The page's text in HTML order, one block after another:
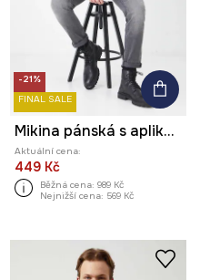
-21%
FINAL SALE
Mikina pánská s aplikací tmavomodrá barva
Aktuální cena:
449 Kč
Běžná cena: 989 Kč
Nejnižší cena: 569 Kč